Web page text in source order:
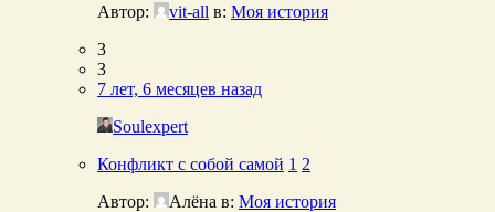
Автор:
vit-all в: Моя история
3
3
7 лет, 6 месяцев назад
Soulexpert
Конфликт с собой самой 1 2
Автор:
Алёна в: Моя история